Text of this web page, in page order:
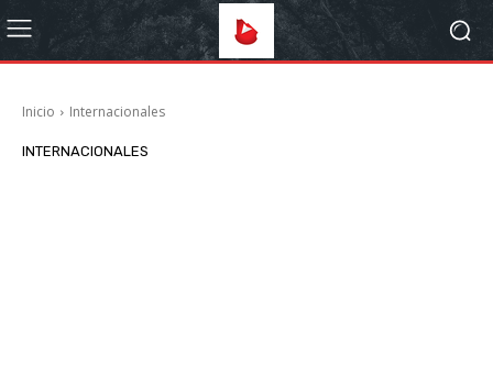
Inicio Internacionales
INTERNACIONALES